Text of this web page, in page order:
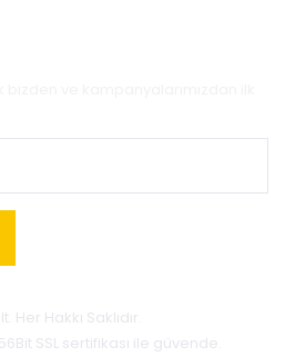
Hakkı Saklıdır.
SSL sertifikası ile güvende.